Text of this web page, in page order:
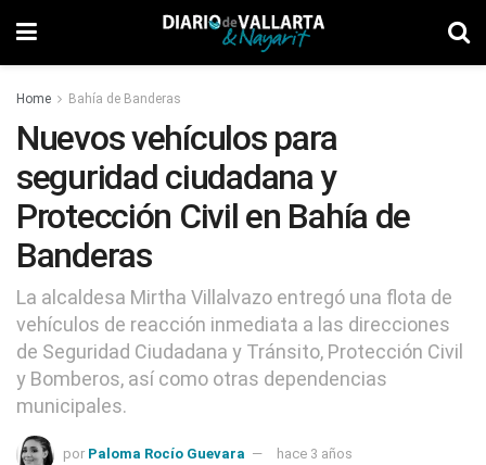
Home Bahía de Banderas
Nuevos vehículos para
seguridad ciudadana y
Protección Civil en Bahía de
Banderas
La alcaldesa Mirtha Villalvazo entregó una flota de
vehículos de reacción inmediata a las direcciones
de Seguridad Ciudadana y Tránsito, Protección Civil
y Bomberos, así como otras dependencias
municipales.
por Paloma Rocío Guevara
hace 3 años